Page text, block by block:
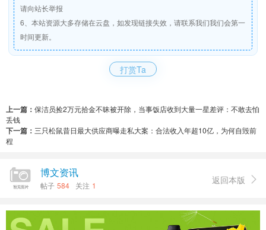
请向站长举报
6、本站资源大多存储在云盘，如发现链接失效，请联系我们我们会第一
时间更新。
打赏Ta
上一篇： 保洁员捡2万元拾金不昧被开除，当事饭店收到大量一星差评：不敢去怕
丢钱
下一篇： 三只松鼠昔日最大供应商曝走私大案：合法收入年超10亿，为何自毁前
程
博文资讯
帖子 584 关注 1 返回本版 